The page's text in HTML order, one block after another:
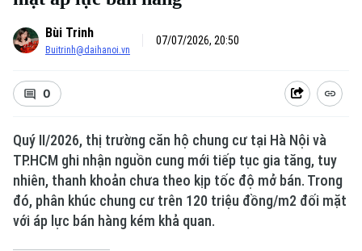
Xu hướng
Bùi Trinh
Buitrinh@daihanoi.vn
07/07/2026, 20:50
0
Quý II/2026, thị trường căn hộ chung cư tại Hà Nội và
TP.HCM ghi nhận nguồn cung mới tiếp tục gia tăng, tuy
nhiên, thanh khoản chưa theo kịp tốc độ mở bán. Trong
đó, phân khúc chung cư trên 120 triệu đồng/m2 đối mặt
với áp lực bán hàng kém khả quan.